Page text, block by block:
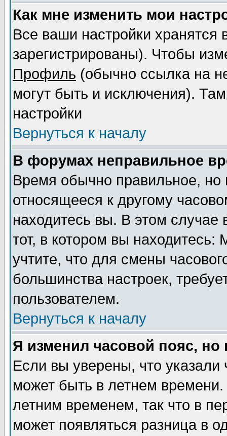
Как мне изменить мои
Все ваши настройки
зарегистрированы). Чтобы
Профиль (обычно ссылка на
могут быть и исключения).
настройки
Вернуться к началу
В форумах неправильное
Время обычно правильное,
относящееся к другому
находитесь вы. В этом
тот, в котором вы
учтите, что для смены
большинства настроек,
пользователем.
Вернуться к началу
Я изменил часовой пояс,
Если вы уверены, что указали
может быть в летнем
летним временем, так что в
может появляться разница в